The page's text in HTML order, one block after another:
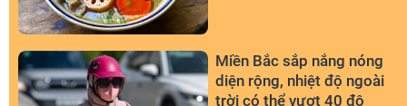
Miền Bắc sắp nắng nóng
diện rộng, nhiệt độ ngoài
trời có thể vượt 40 độ